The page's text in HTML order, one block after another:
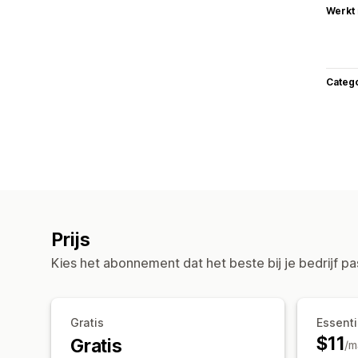
Werkt
Prijs
Kies het abonnement dat het beste bij je bedrijf
Gratis
Gratis $11/